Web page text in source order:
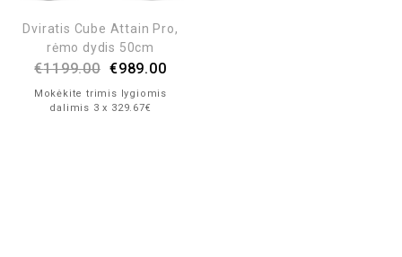
Dviratis Cube Attain Pro,
rėmo dydis 50cm
€1199.00 €989.00
Mokėkite trimis lygiomis
dalimis 3 x 329.67€